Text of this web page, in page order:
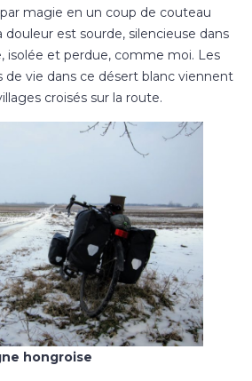
magie en un coup de couteau
douleur est sourde, silencieuse dans
isolée et perdue, comme moi. Les
de vie dans ce désert blanc viennent
croisés sur la route.
hongroise